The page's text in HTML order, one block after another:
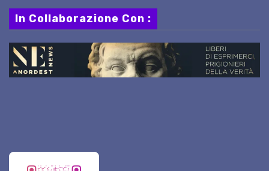
In Collaborazione Con :